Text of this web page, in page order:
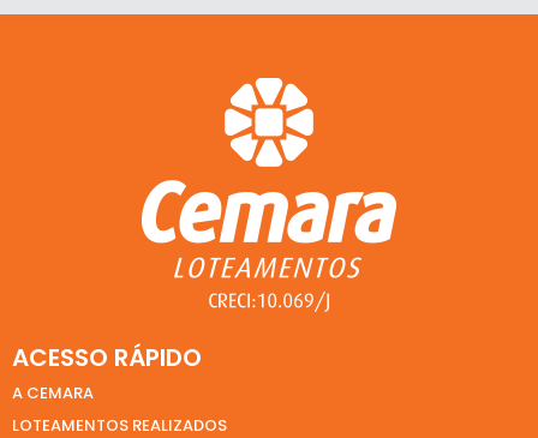
ACESSO RÁPIDO
A CEMARA
LOTEAMENTOS REALIZADOS